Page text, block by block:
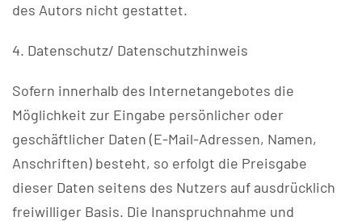
des Autors nicht gestattet.
4. Datenschutz/ Datenschutzhinweis
Sofern innerhalb des Internetangebotes die
Möglichkeit zur Eingabe persönlicher oder
geschäftlicher Daten (E-Mail-Adressen, Namen,
Anschriften) besteht, so erfolgt die Preisgabe
dieser Daten seitens des Nutzers auf ausdrücklich
freiwilliger Basis. Die Inanspruchnahme und